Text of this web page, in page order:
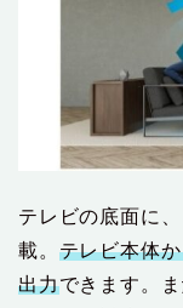
テレビの底面に
載。 テレビ本体
出力できます。